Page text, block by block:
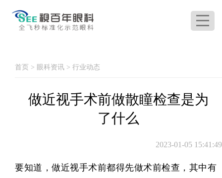
首页 > 眼科资讯 > 行业动态
做近视手术前做散瞳检查是为
了什么
2023-01-05 15:41:49
要知道，做近视手术前都得先做术前检查，其中有